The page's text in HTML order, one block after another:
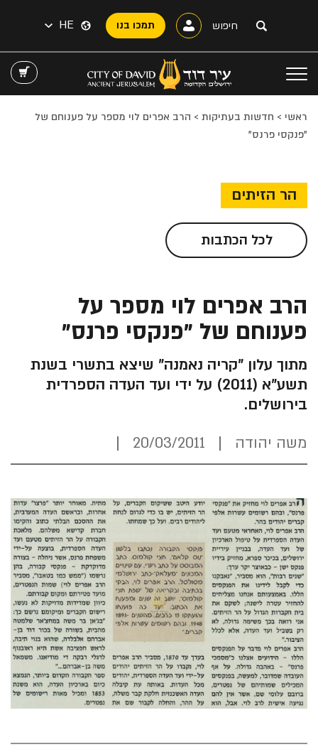
תמכו בנו HE
ראשי > חדשות בעתיקות > הרב אפרים לוי מספר על פענוחם של
"פנקסי פרנס"
הר הזיתים
לכל הכתבות
הרב אפרים לוי מספר על
פענוחם של "פנקסי פרנס"
מתוך עלון "קריה נאמנה" שיצא בתשרי בשנת
תשע"א (2011) על ידי ועד העדה הספרדית
בירושלים.
משה יהודה
20/03/2011